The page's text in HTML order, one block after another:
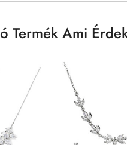
Termék Ami